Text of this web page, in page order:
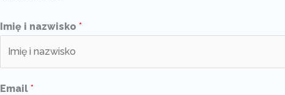
Imię i nazwisko *
Email *